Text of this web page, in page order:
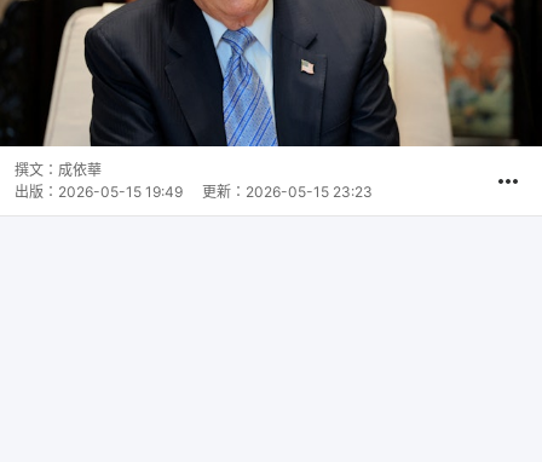
撰文： 成依華
出版： 2026-05-15 19:49 更新： 2026-05-15 23:23